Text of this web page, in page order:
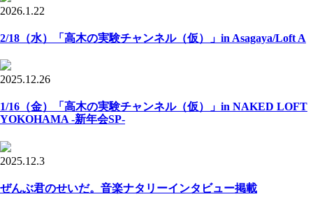
2026.1.22
2/18（水）「高木の実験チャンネル（仮）」in Asagaya/Loft A
2025.12.26
1/16（金）「高木の実験チャンネル（仮）」in NAKED LOFT
YOKOHAMA -新年会SP-
2025.12.3
ぜんぶ君のせいだ。音楽ナタリーインタビュー掲載